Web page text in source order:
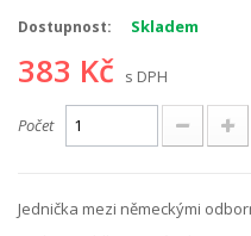
Dostupnost: Skladem
383 Kč s DPH
Počet
Jednička mezi německými